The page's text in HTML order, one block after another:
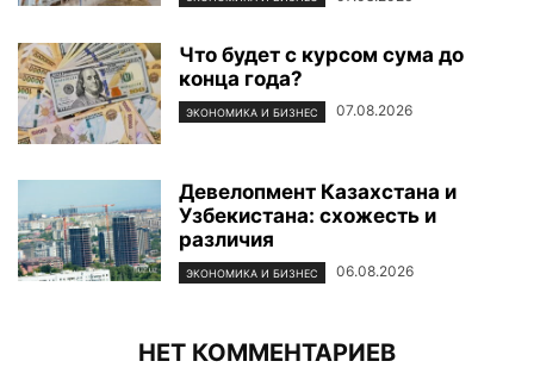
Что будет с курсом сума до
конца года?
ЭКОНОМИКА И БИЗНЕС 07.08.2026
Девелопмент Казахстана и
Узбекистана: схожесть и
различия
ЭКОНОМИКА И БИЗНЕС 06.08.2026
НЕТ КОММЕНТАРИЕВ